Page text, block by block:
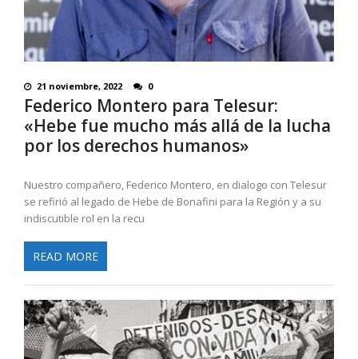
21 noviembre, 2022 0
Federico Montero para Telesur:
«Hebe fue mucho más allá de la lucha
por los derechos humanos»
Nuestro compañero, Federico Montero, en dialogo con Telesur
se refirió al legado de Hebe de Bonafini para la Región y a su
indiscutible rol en la recu
READ MORE